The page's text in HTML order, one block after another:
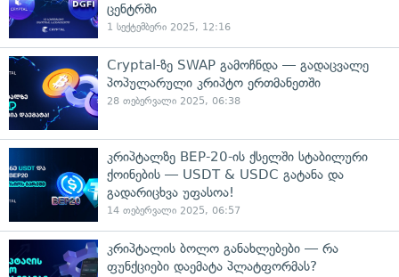
ცენტრში
1 სექტემბერი 2025, 12:16
Cryptal-ზე SWAP გამოჩნდა — გადაცვალე
პოპულარული კრიპტო ერთმანეთში
28 თებერვალი 2025, 06:38
კრიპტალზე BEP-20-ის ქსელში სტაბილური
ქოინების — USDT & USDC გატანა და
გადარიცხვა უფასოა!
14 თებერვალი 2025, 06:57
კრიპტალის ბოლო განახლებები — რა
ფუნქციები დაემატა პლატფორმას?